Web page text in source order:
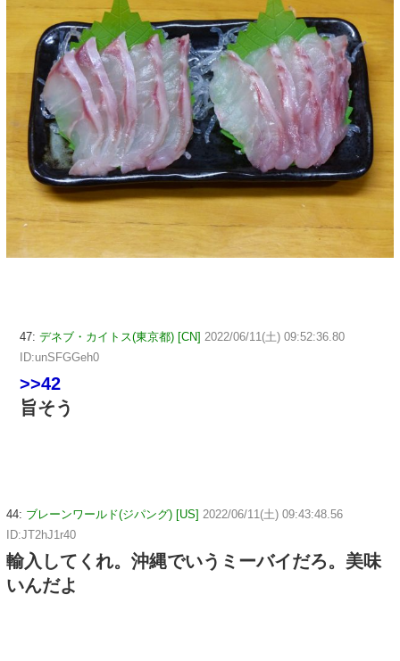
47: デネブ・カイトス(東京都) [CN] 2022/06/11(土) 09:52:36.80
ID:unSFGGeh0
>>42
旨そう
44: ブレーンワールド(ジパング) [US] 2022/06/11(土) 09:43:48.56
ID:JT2hJ1r40
輸入してくれ。沖縄でいうミーバイだろ。美味
いんだよ